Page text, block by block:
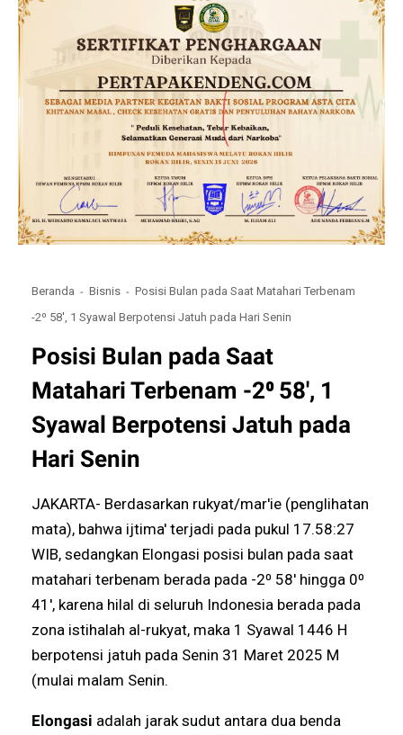
Beranda Bisnis
Posisi Bulan pada Saat Matahari Terbenam
-2⁰ 58', 1 Syawal Berpotensi Jatuh pada Hari Senin
Posisi Bulan pada Saat
Matahari Terbenam -2⁰ 58', 1
Syawal Berpotensi Jatuh pada
Hari Senin
JAKARTA- Berdasarkan rukyat/mar'ie (penglihatan
mata), bahwa ijtima' terjadi pada pukul 17.58:27
WIB, sedangkan Elongasi posisi bulan pada saat
matahari terbenam berada pada -2⁰ 58' hingga 0⁰
41', karena hilal di seluruh Indonesia berada pada
zona istihalah al-rukyat, maka 1 Syawal 1446 H
berpotensi jatuh pada Senin 31 Maret 2025 M
(mulai malam Senin.
Elongasi adalah jarak sudut antara dua benda